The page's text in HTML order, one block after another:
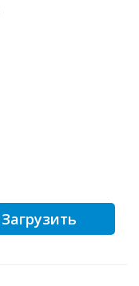
Загрузить